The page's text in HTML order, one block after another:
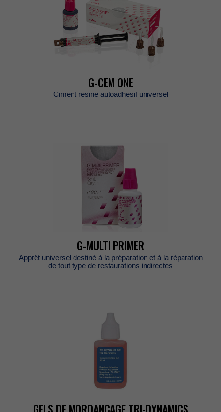
G-CEMONE
Cimentrésineautoadhésifuniversel
G-MULTIPRIMER
Apprêtuniverseldestinéàlapréparationetàlaréparation
detouttypederestaurationsindirectes
GELSDEMORDANÇAGETRI-DYNAMICS